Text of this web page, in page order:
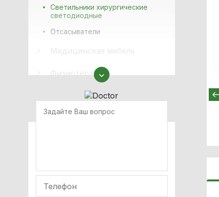
Светильники хирургические
светодиодные
Отсасыватели
Физиотерапия
Аппараты наркозно-
дыхательные
ИВЛ
Мебель с нержавеющей стали